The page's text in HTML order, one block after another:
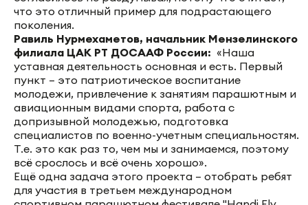
что это отличный пример для подрастающего
поколения.
Равиль Нурмехаметов, начальник Мензелинского
филиала ЦАК РТ ДОСААФ России: «Наша
уставная деятельность основная и есть. Первый
пункт – это патриотическое воспитание
молодежи, привлечение к занятиям парашютным и
авиационным видами спорта, работа с
допризывной молодежью, подготовка
специалистов по военно-учетным специальностям.
Т.е. это как раз то, чем мы и занимаемся, поэтому
всё срослось и всё очень хорошо».
Ещё одна задача этого проекта – отобрать ребят
для участия в третьем международном